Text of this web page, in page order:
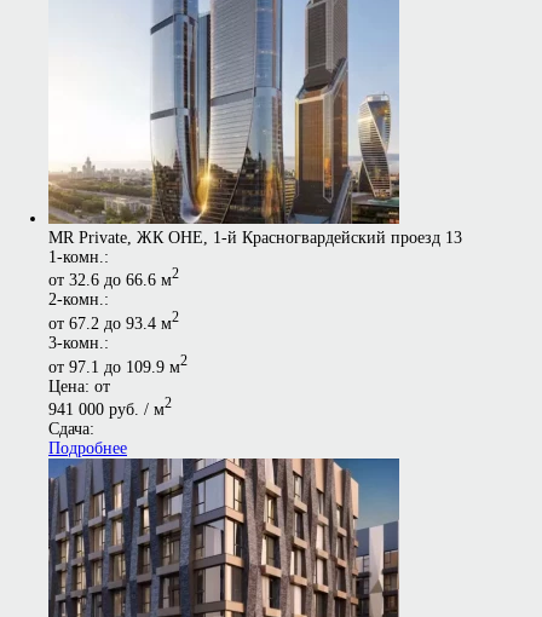
MR Private, ЖК ОНЕ, 1-й Красногвардейский проезд 13
1-комн.:
от 32.6 до 66.6 м2
2-комн.:
от 67.2 до 93.4 м2
3-комн.:
от 97.1 до 109.9 м2
Цена: от
941 000 руб. / м2
Сдача:
Подробнее